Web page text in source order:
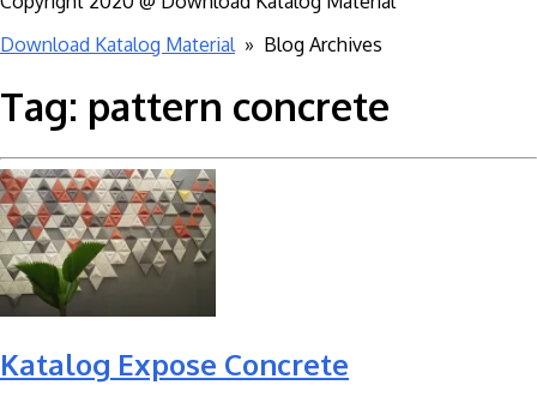
Download Katalog Material» Blog Archives
Tag: pattern concrete
Katalog Expose Concrete